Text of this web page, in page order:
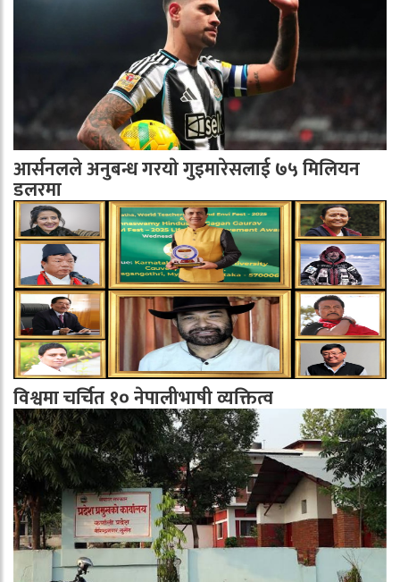
आर्सनलले अनुबन्ध गरयाे गुइमारेसलाई ७५ मिलियन
डलरमा
विश्वमा चर्चित १० नेपालीभाषी व्यक्तित्व